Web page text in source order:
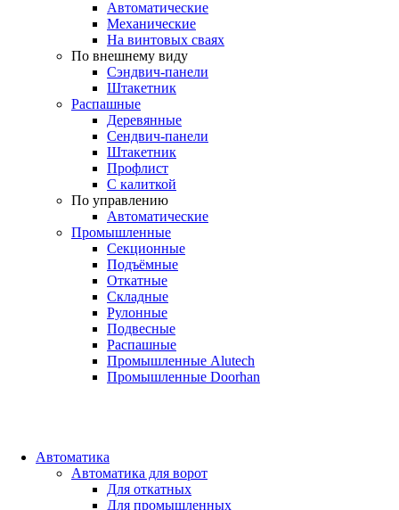
Автоматические
Механические
На винтовых сваях
По внешнему виду
Сэндвич-панели
Штакетник
Распашные
Деревянные
Сендвич-панели
Штакетник
Профлист
С калиткой
По управлению
Автоматические
Промышленные
Секционные
Подъёмные
Откатные
Складные
Рулонные
Подвесные
Распашные
Промышленные Alutech
Промышленные Doorhan
Автоматика
Автоматика для ворот
Для откатных
Для промышленных